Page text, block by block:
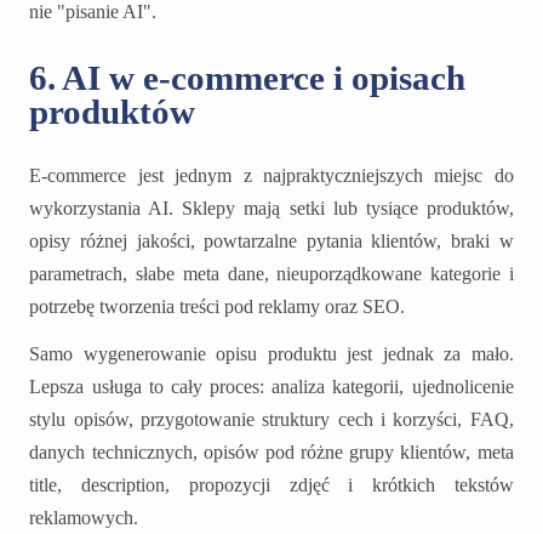
nie "pisanie AI".
6. AI w e-commerce i opisach
produktów
E-commerce jest jednym z najpraktyczniejszych miejsc do
wykorzystania AI. Sklepy mają setki lub tysiące produktów,
opisy różnej jakości, powtarzalne pytania klientów, braki w
parametrach, słabe meta dane, nieuporządkowane kategorie i
potrzebę tworzenia treści pod reklamy oraz SEO.
Samo wygenerowanie opisu produktu jest jednak za mało.
Lepsza usługa to cały proces: analiza kategorii, ujednolicenie
stylu opisów, przygotowanie struktury cech i korzyści, FAQ,
danych technicznych, opisów pod różne grupy klientów, meta
title, description, propozycji zdjęć i krótkich tekstów
reklamowych.